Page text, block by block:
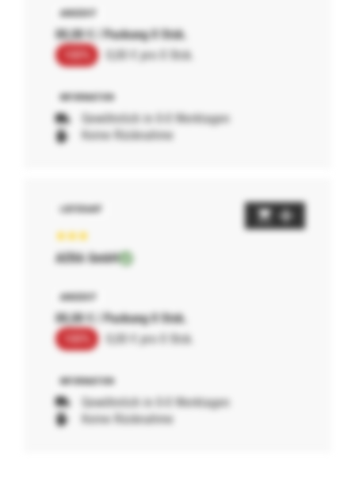
00,00 € / Packung 0 Stck.
0,00 € pro 0 Stck.
Gewöhnlich in 0-0 Werktagen
Keine Rücknahme
AERA GmbH
00,00 € / Packung 0 Stck.
0,00 € pro 0 Stck.
Gewöhnlich in 0-0 Werktagen
Keine Rücknahme